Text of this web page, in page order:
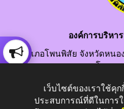
องค์การบริหา
อำเภอโพนพิสัย จังหวัดหนอ
โทรสา
อีเมลกลาง.
เว็บไซต์ของเราใช้
ประสบการณ์ที่ดีในการ